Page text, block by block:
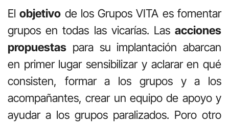
Elobjetivo de los Grupos VITA es fomentar
grupos en todas las vicarías. Las acciones
propuestas para su implantación abarcan
en primer lugar sensibilizar y aclarar en qué
consisten, formar a los grupos y a los
acompañantes, crear un equipo de apoyo y
ayudar a los grupos paralizados. Poro otro